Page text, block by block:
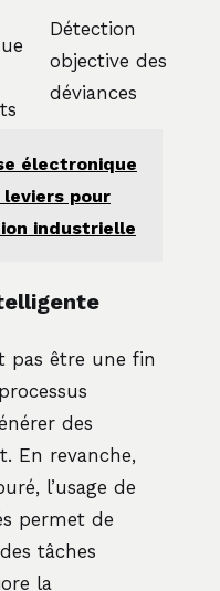
Détection
objective des
déviances
électronique
leviers pour
industrielle
pas être une fin
des
En revanche,
l’usage de
permet de
tâches
la